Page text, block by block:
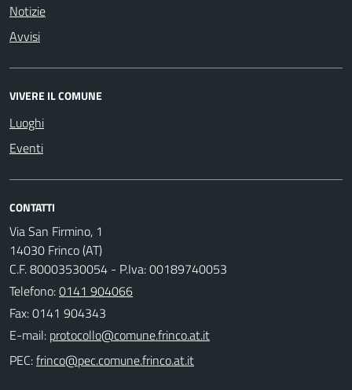
Notizie
Avvisi
VIVERE IL COMUNE
Luoghi
Eventi
CONTATTI
Via San Firmino, 1
14030 Frinco (AT)
C.F. 80003530054 - P.Iva: 00189740053
Telefono:0141 904066
Fax: 0141 904343
E-mail:
PEC: